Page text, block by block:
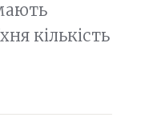
кількість